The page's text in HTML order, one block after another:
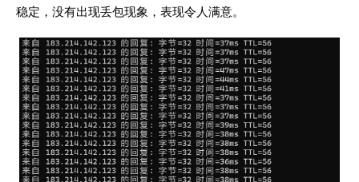
稳定，没有出现丢包现象，表现令人满意。